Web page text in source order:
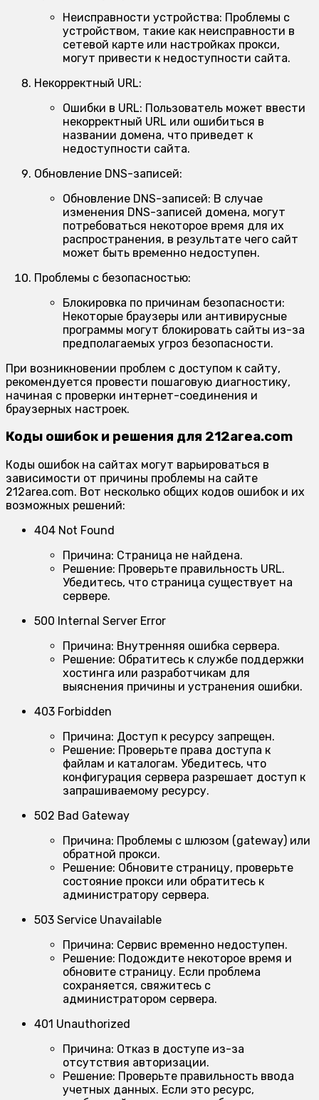
Неисправности устройства: Проблемы с
устройством, такие как неисправности в
сетевой карте или настройках прокси,
могут привести к недоступности сайта.
Некорректный URL:
Ошибки в URL: Пользователь может ввести
некорректный URL или ошибиться в
названии домена, что приведет к
недоступности сайта.
Обновление DNS-записей:
Обновление DNS-записей: В случае
изменения DNS-записей домена, могут
потребоваться некоторое время для их
распространения, в результате чего сайт
может быть временно недоступен.
Проблемы с безопасностью:
Блокировка по причинам безопасности:
Некоторые браузеры или антивирусные
программы могут блокировать сайты из-за
предполагаемых угроз безопасности.
При возникновении проблем с доступом к сайту,
рекомендуется провести пошаговую диагностику,
начиная с проверки интернет-соединения и
браузерных настроек.
Коды ошибок и решения для 212area.com
Коды ошибок на сайтах могут варьироваться в
зависимости от причины проблемы на сайте
212area.com. Вот несколько общих кодов ошибок и их
возможных решений:
404 Not Found
Причина: Страница не найдена.
Решение: Проверьте правильность URL.
Убедитесь, что страница существует на
сервере.
500 Internal Server Error
Причина: Внутренняя ошибка сервера.
Решение: Обратитесь к службе поддержки
хостинга или разработчикам для
выяснения причины и устранения ошибки.
403 Forbidden
Причина: Доступ к ресурсу запрещен.
Решение: Проверьте права доступа к
файлам и каталогам. Убедитесь, что
конфигурация сервера разрешает доступ к
запрашиваемому ресурсу.
502 Bad Gateway
Причина: Проблемы с шлюзом (gateway) или
обратной прокси.
Решение: Обновите страницу, проверьте
состояние прокси или обратитесь к
администратору сервера.
503 Service Unavailable
Причина: Сервис временно недоступен.
Решение: Подождите некоторое время и
обновите страницу. Если проблема
сохраняется, свяжитесь с
администратором сервера.
401 Unauthorized
Причина: Отказ в доступе из-за
отсутствия авторизации.
Решение: Проверьте правильность ввода
учетных данных. Если это ресурс,